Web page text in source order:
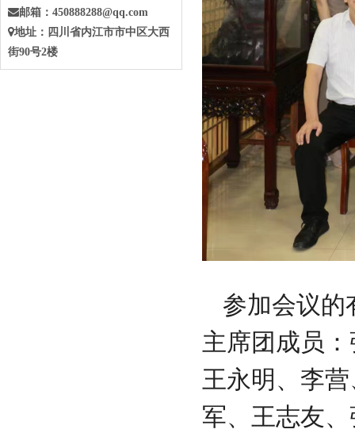
邮箱： 450888288@qq.com
地址：四川省内江市市中 区大西
街90号2楼
参加会议的
主席团成员
王永明、李
军、王志友